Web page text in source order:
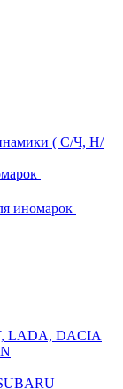
( С/Ч, Н/
иномарок
LADA, DACIA